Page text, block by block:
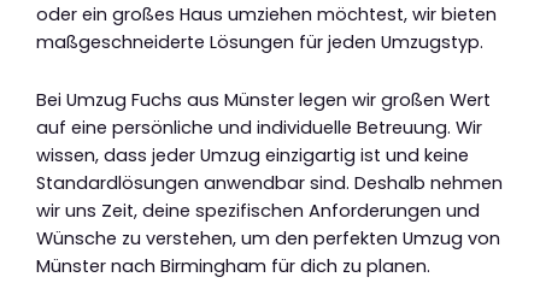
oder ein großes Haus umziehen möchtest, wir bieten
maßgeschneiderte Lösungen für jeden Umzugstyp.
Bei Umzug Fuchs aus Münster legen wir großen Wert
auf eine persönliche und individuelle Betreuung. Wir
wissen, dass jeder Umzug einzigartig ist und keine
Standardlösungen anwendbar sind. Deshalb nehmen
wir uns Zeit, deine spezifischen Anforderungen und
Wünsche zu verstehen, um den perfekten Umzug von
Münster nach Birmingham für dich zu planen.